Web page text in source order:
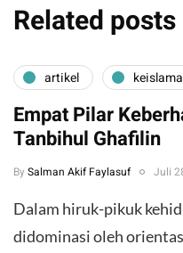
Related posts
artikel
Empat Pilar
Tanbihul Ghafilin
By Salman Akif Faylasuf Juli
Dalam hiruk-pikuk
didominasi oleh